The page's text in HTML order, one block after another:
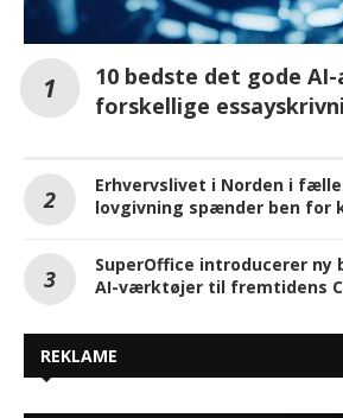
10 bedste det gode
forskellige
Erhvervslivet i Norden i
lovgivning spænder ben for
SuperOffice introducerer ny
AI-værktøjer til fremtidens
REKLAME